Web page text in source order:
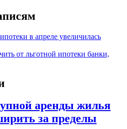
в апреле увеличилась
от льготной ипотеки банки,
аренды жилья
за пределы